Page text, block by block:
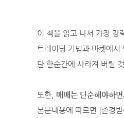
이 책을 읽고 나서 가장 강
트레이딩 기법과 마켓에
단 한순간에 사라져 버릴
또한, 매매는 단순해야하
본문내용에 따르면 [존경